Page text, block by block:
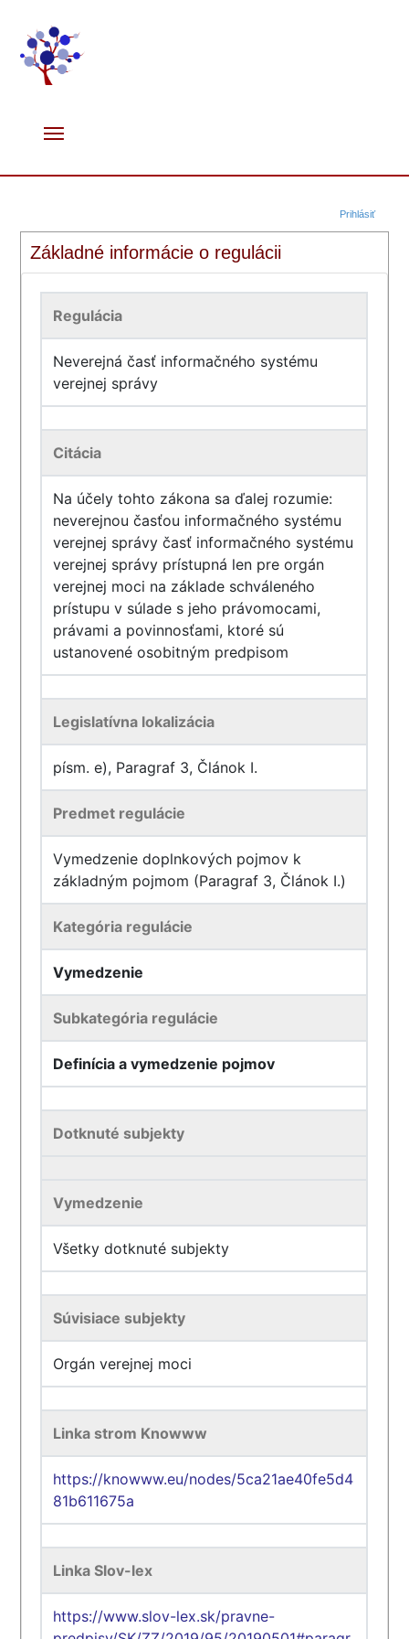
Prihlásiť
Základné informácie o regulácii
Regulácia
Neverejná časť informačného systému
verejnej správy
Citácia
Na účely tohto zákona sa ďalej rozumie:
neverejnou časťou informačného systému
verejnej správy časť informačného systému
verejnej správy prístupná len pre orgán
verejnej moci na základe schváleného
prístupu v súlade s jeho právomocami,
právami a povinnosťami, ktoré sú
ustanovené osobitným predpisom
Legislatívna lokalizácia
písm. e), Paragraf 3, Článok I.
Predmet regulácie
Vymedzenie doplnkových pojmov k
základným pojmom (Paragraf 3, Článok I.)
Kategória regulácie
Vymedzenie
Subkategória regulácie
Definícia a vymedzenie pojmov
Dotknuté subjekty
Vymedzenie
Všetky dotknuté subjekty
Súvisiace subjekty
Orgán verejnej moci
Linka strom Knowww
https://knowww.eu/nodes/5ca21ae40fe5d4
81b611675a
Linka Slov-lex
https://www.slov-lex.sk/pravne-